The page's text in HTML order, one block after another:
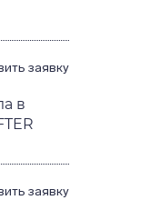
заявку
в
заявку